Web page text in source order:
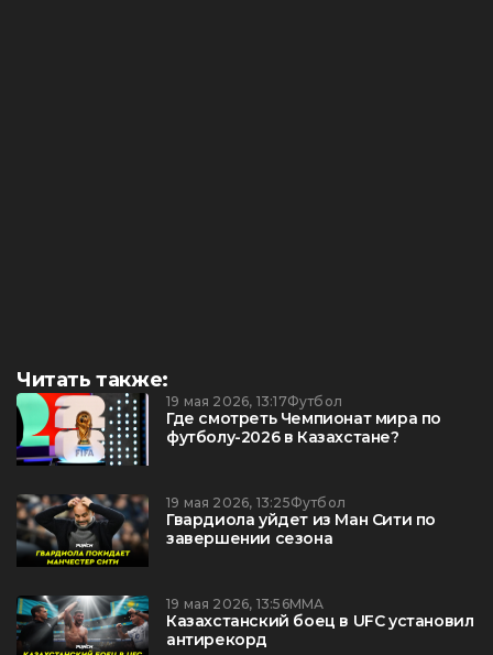
Читать также:
19 мая 2026, 13:17Футбол
Где смотреть Чемпионат мира по
футболу-2026 в Казахстане?
19 мая 2026, 13:25Футбол
Гвардиола уйдет из Ман Сити по
завершении сезона
19 мая 2026, 13:56ММА
Казахстанский боец в UFC установил
антирекорд